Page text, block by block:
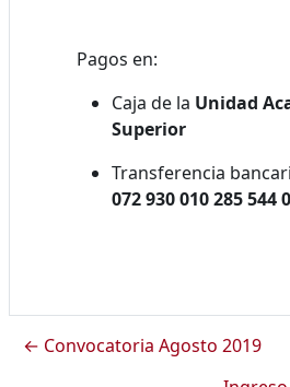
Pagos en:
Caja de la Unidad
Superior
Transferencia
072 930 010 285 544
← Convocatoria Agosto 2019